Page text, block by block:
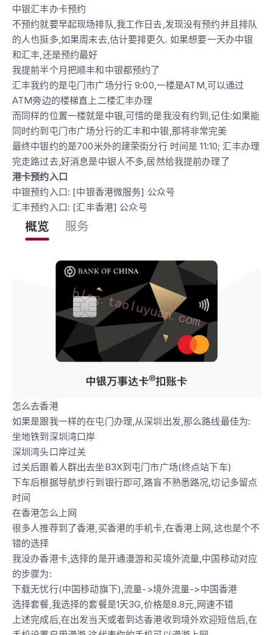
中银汇丰办卡预约
不预约就要早起现场排队,我工作日去,发现没有预约并且排队
的人也挺多,如果周末去,估计要排更久. 如果想要一天办中银
和汇丰,还是预约最好
我提前半个月把顺丰和中银都预约了
汇丰我约的是屯门市广场分行 9:00,一楼是ATM,可以通过
ATM旁边的楼梯直上二楼汇丰办理
而同样的位置一楼就是中银,可惜的是我没有约到,记住:如果能
同时约到屯门市广场分行的汇丰和中银,那将非常完美
最终中银约的是700米外的建荣街分行 时间是 11:10; 汇丰办理
完走路过去,好消息是中银人不多,居然给我提前办理了
港卡预约入口
中银预约入口: [中银香港微服务] 公众号
汇丰预约入口: [汇丰香港] 公众号
怎么去香港
如果是跟我一样的在屯门办理,从深圳出发,那么路线最佳为:
坐地铁到深圳湾口岸
深圳湾头口岸过关
过关后跟着人群出去坐B3X到屯门市广场(终点站下车)
下车后根据导航步行到银行即可,路盲不熟悉路况,切记多留点
时间
在香港怎么上网
很多人推荐到了香港,买香港的手机卡,在香港上网,这也是个不
错的选择
我没办香港卡,选择的是开通漫游和买境外流量,中国移动对应
的步骤为:
下载无忧行(中国移动旗下),流量->境外流量->中国香港
选择套餐,我选择的套餐是1天3G,价格是8.8元,网速不错
上述完成后,在出发当天或者到达香港收到境外欢迎短信后,在